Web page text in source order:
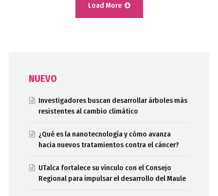
Load More
NUEVO
Investigadores buscan desarrollar árboles más
resistentes al cambio climático
¿Qué es la nanotecnología y cómo avanza
hacia nuevos tratamientos contra el cáncer?
UTalca fortalece su vínculo con el Consejo
Regional para impulsar el desarrollo del Maule